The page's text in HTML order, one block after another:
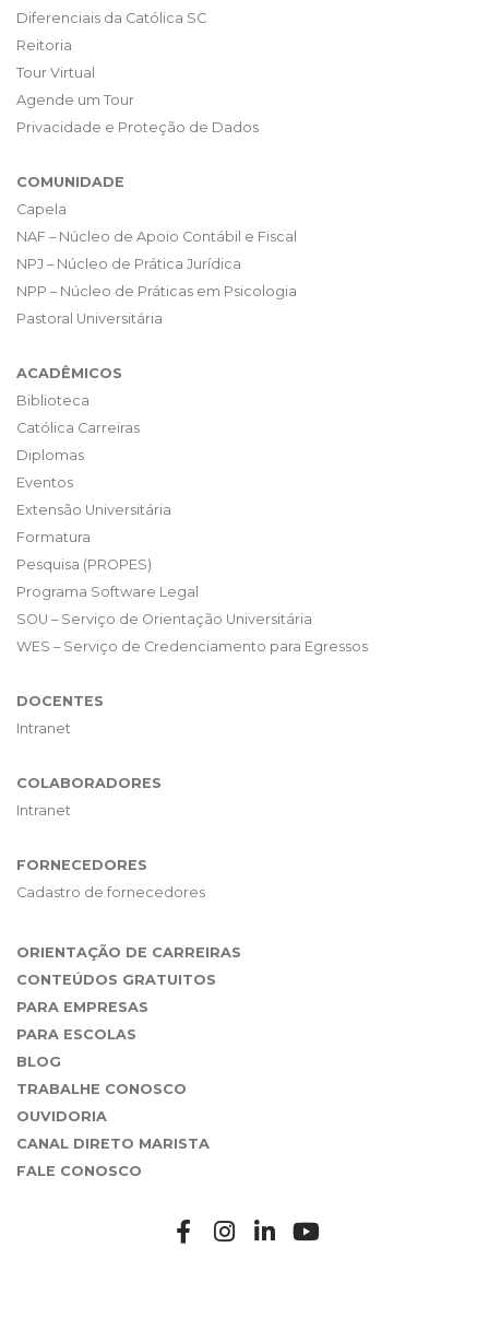
Diferenciais da Católica SC
Reitoria
Tour Virtual
Agende um Tour
Privacidade e Proteção de Dados
COMUNIDADE
Capela
NAF – Núcleo de Apoio Contábil e Fiscal
NPJ – Núcleo de Prática Jurídica
NPP – Núcleo de Práticas em Psicologia
Pastoral Universitária
ACADÊMICOS
Biblioteca
Católica Carreiras
Diplomas
Eventos
Extensão Universitária
Formatura
Pesquisa (PROPES)
Programa Software Legal
SOU – Serviço de Orientação Universitária
WES – Serviço de Credenciamento para Egressos
DOCENTES
Intranet
COLABORADORES
Intranet
FORNECEDORES
Cadastro de fornecedores
ORIENTAÇÃO DE CARREIRAS
CONTEÚDOS GRATUITOS
PARA EMPRESAS
PARA ESCOLAS
BLOG
TRABALHE CONOSCO
OUVIDORIA
CANAL DIRETO MARISTA
FALE CONOSCO